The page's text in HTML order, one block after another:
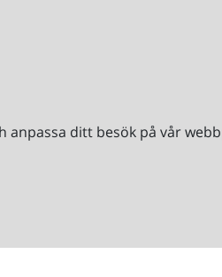
ditt besök på vår